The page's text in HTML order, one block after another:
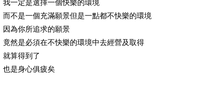
我一定是選擇一個快樂的環境
而不是一個充滿願景但是一點都不快樂的環境
因為你所追求的願景
竟然是必須在不快樂的環境中去經營及取得
就算得到了
也是身心俱疲矣